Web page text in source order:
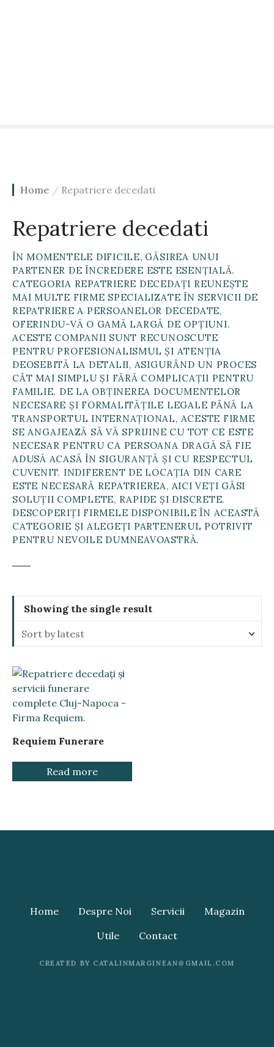
Home Repatriere decedati
Repatriere decedati
ÎN MOMENTELE DIFICILE, GĂSIREA UNUI
PARTENER DE ÎNCREDERE ESTE ESENȚIALĂ.
CATEGORIA REPATRIERE DECEDAȚI REUNEȘTE
MAI MULTE FIRME SPECIALIZATE ÎN SERVICII DE
REPATRIERE A PERSOANELOR DECEDATE,
OFERINDU-VĂ O GAMĂ LARGĂ DE OPȚIUNI.
ACESTE COMPANII SUNT RECUNOSCUTE
PENTRU PROFESIONALISMUL ȘI ATENȚIA
DEOSEBITĂ LA DETALII, ASIGURÂND UN PROCES
CÂT MAI SIMPLU ȘI FĂRĂ COMPLICAȚII PENTRU
FAMILIE. DE LA OBȚINEREA DOCUMENTELOR
NECESARE ȘI FORMALITĂȚILE LEGALE PÂNĂ LA
TRANSPORTUL INTERNAȚIONAL, ACESTE FIRME
SE ANGAJEAZĂ SĂ VĂ SPRIJINE CU TOT CE ESTE
NECESAR PENTRU CA PERSOANA DRAGĂ SĂ FIE
ADUSĂ ACASĂ ÎN SIGURANȚĂ ȘI CU RESPECTUL
CUVENIT. INDIFERENT DE LOCAȚIA DIN CARE
ESTE NECESARĂ REPATRIEREA, AICI VEȚI GĂSI
SOLUȚII COMPLETE, RAPIDE ȘI DISCRETE.
DESCOPERIȚI FIRMELE DISPONIBILE ÎN ACEASTĂ
CATEGORIE ȘI ALEGEȚI PARTENERUL POTRIVIT
PENTRU NEVOILE DUMNEAVOASTRĂ.
Showing the single result
Requiem Funerare
Read more
Home Despre Noi Servicii
Magazin
Utile
Contact
CREATED BY CATALINMARGINEAN@GMAIL.COM